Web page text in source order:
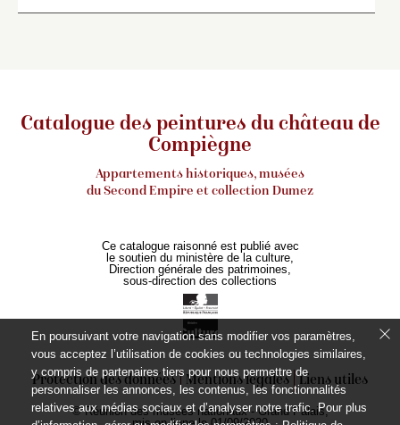
Catalogue des peintures du château de
Compiègne
Appartements historiques, musées
du Second Empire et collection Dumez
Ce catalogue raisonné est publié avec
le soutien du ministère de la culture,
Direction générale des patrimoines,
sous-direction des collections
Protection des données Mentions légales Liens utiles
© Réunion des musées nationaux - Grand Palais,
En poursuivant votre navigation sans modifier vos paramètres,
vous acceptez l’utilisation de cookies ou technologies similaires,
y compris de partenaires tiers pour nous permettre de
personnaliser les annonces, les contenus, les fonctionnalités
relatives aux médias sociaux et d’analyser notre trafic. Pour plus